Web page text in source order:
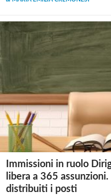
Immissioni in ruolo
libera a 365
distribuiti i posti